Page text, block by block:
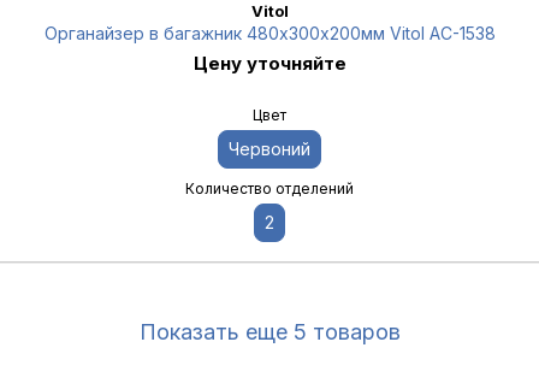
Vitol
Органайзер в багажник 480х300х200мм Vitol AC-1538
Цену уточняйте
Цвет
Червоний
Количество отделений
2
Показать еще 5 товаров